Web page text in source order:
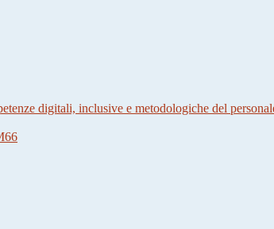
digitali, inclusive e metodologiche del